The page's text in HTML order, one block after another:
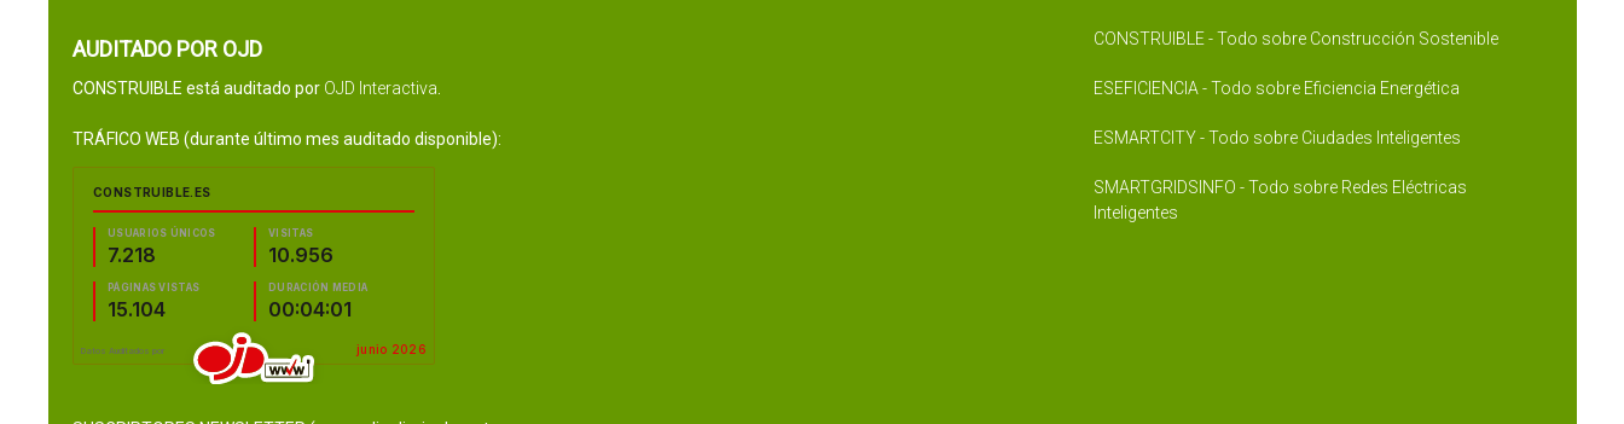
AUDITADO POR OJD
CONSTRUIBLE está auditado por OJD Interactiva
TRÁFICO WEB (durante último mes auditado disponible):
CONSTRUIBLE - Todo sobre Construcción Sostenible
ESEFICIENCIA - Todo sobre Eficiencia Energética
ESMARTCITY - Todo sobre Ciudades Inteligentes
SMARTGRIDSINFO - Todo sobre Redes Eléctricas
Inteligentes